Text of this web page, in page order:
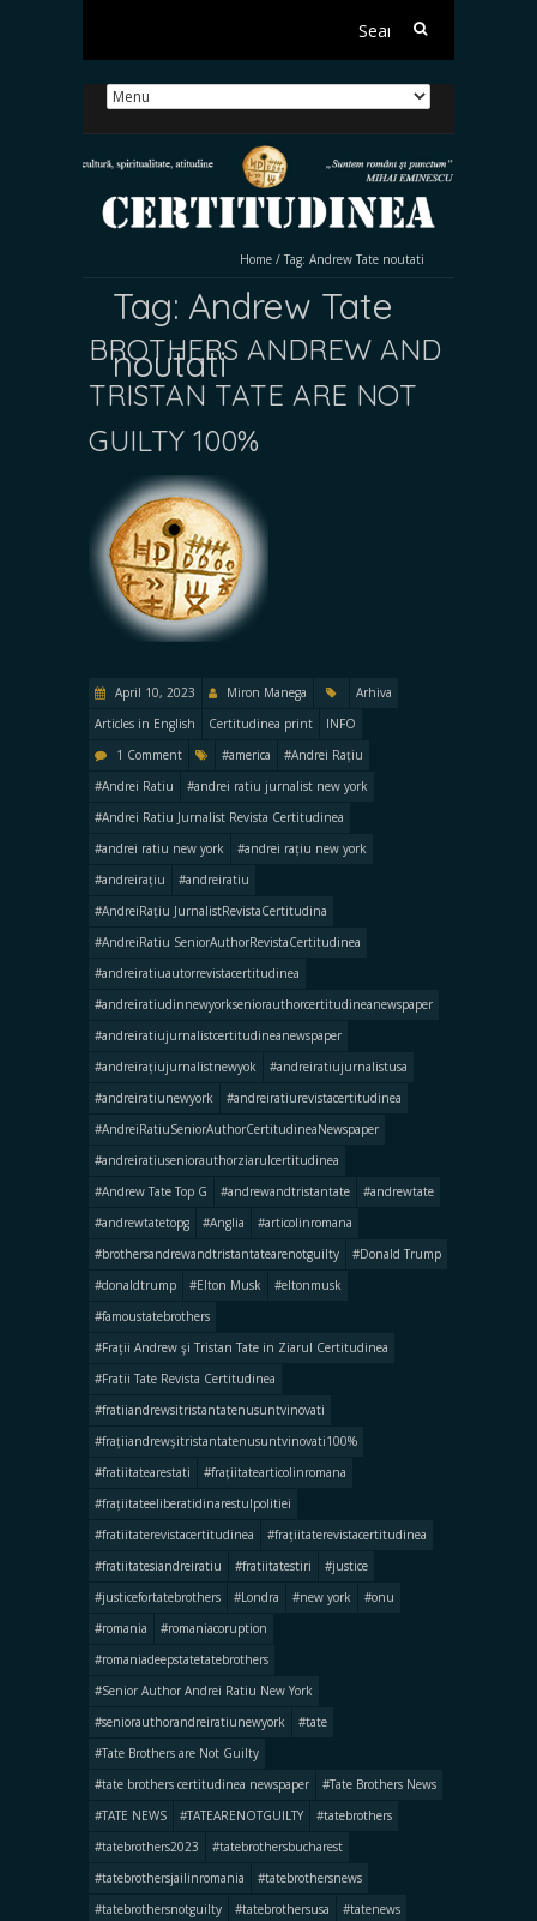
Search
Home / Tag: Andrew Tate noutati
Tag: Andrew Tate
noutati
BROTHERS ANDREW AND
TRISTAN TATE ARE NOT
GUILTY 100%
April 10, 2023 Miron Manega
Arhiva
Articles in English
Certitudinea print
INFO
1 Comment
#america
#Andrei Rațiu
#Andrei Ratiu
#andrei ratiu jurnalist new york
#Andrei Ratiu Jurnalist Revista Certitudinea
#andrei ratiu new york
#andrei rațiu new york
#andreirațiu
#andreiratiu
#AndreiRațiu JurnalistRevistaCertitudina
#AndreiRatiu SeniorAuthorRevistaCertitudinea
#andreiratiuautorrevistacertitudinea
#andreiratiudinnewyorkseniorauthorcertitudineanewspaper
#andreiratiujurnalistcertitudineanewspaper
#andreirațiujurnalistnewyok
#andreiratiujurnalistusa
#andreiratiunewyork
#andreiratiurevistacertitudinea
#AndreiRatiuSeniorAuthorCertitudineaNewspaper
#andreiratiuseniorauthorziarulcertitudinea
#Andrew Tate Top G
#andrewandtristantate
#andrewtate
#andrewtatetopg
#Anglia
#articolinromana
#brothersandrewandtristantatearenotguilty
#Donald Trump
#donaldtrump
#Elton Musk
#eltonmusk
#famoustatebrothers
#Frații Andrew şi Tristan Tate in Ziarul Certitudinea
#Fratii Tate Revista Certitudinea
#fratiiandrewsitristantatenusuntvinovati
#frațiiandrewşitristantatenusuntvinovati100%
#fratiitatearestati
#frațiitatearticolinromana
#frațiitateeliberatidinarestulpolitiei
#fratiitaterevistacertitudinea
#frațiitaterevistacertitudinea
#fratiitatesiandreiratiu
#fratiitatestiri
#justice
#justicefortatebrothers
#Londra #new york
#onu
#romania
#romaniacoruption
#romaniadeepstatetatebrothers
#Senior Author Andrei Ratiu New York
#seniorauthorandreiratiunewyork
#tate
#Tate Brothers are Not Guilty
#tate brothers certitudinea newspaper
#Tate Brothers News
#TATE NEWS
#TATEARENOTGUILTY
#tatebrothers
#tatebrothers2023
#tatebrothersbucharest
#tatebrothersjailinromania
#tatebrothersnews
#tatebrothersnotguilty
#tatebrothersusa
#tatenews